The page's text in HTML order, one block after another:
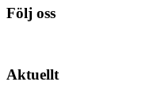
Följ oss
Aktuellt